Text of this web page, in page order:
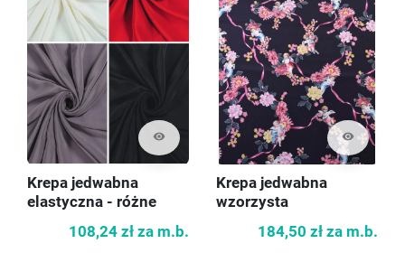
visibility
Krepa jedwabna
elastyczna - różne
108,24 zł za m.b.
visibility
Krepa jedwabna
wzorzysta
184,50 zł za m.b.